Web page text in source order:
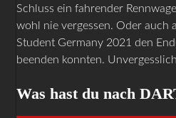
Schluss ein fahrender
wohl nie vergessen. Oder auch
Student Germany 2021 den
beenden konnten.
Was hast du nach